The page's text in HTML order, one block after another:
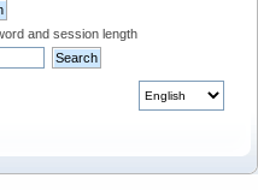
and session length